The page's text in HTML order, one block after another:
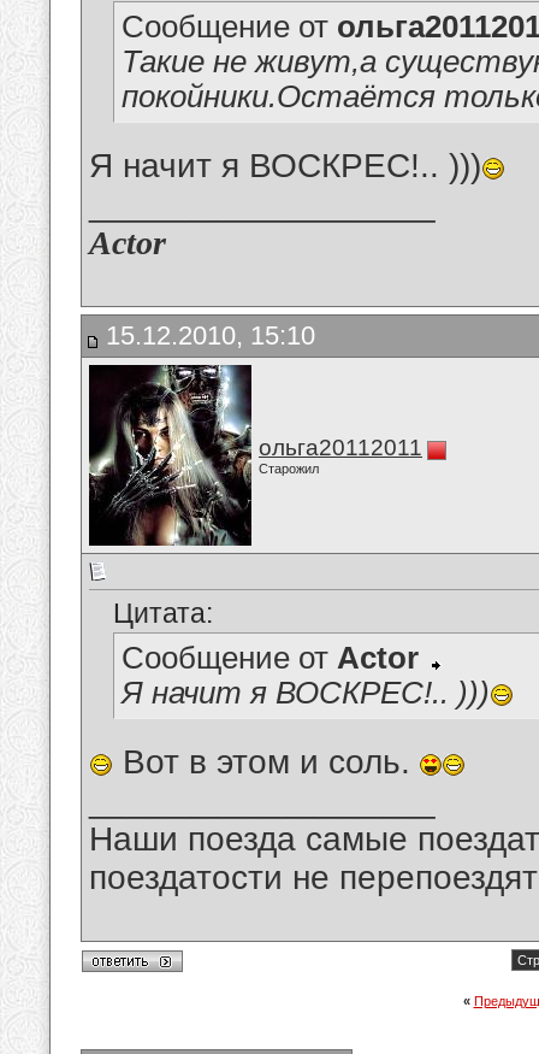
Сообщение от
Такие не живут,а
покойники.Остаётся
Я начит я ВОСКРЕС!.. )))
Actor
15.12.2010, 15:10
ольга20112011
Старожил
Цитата:
Сообщение от Actor
Я начит я ВОСКРЕС!.. )))
Вот в этом и соль.
Наши поезда самые
поездатости не
«